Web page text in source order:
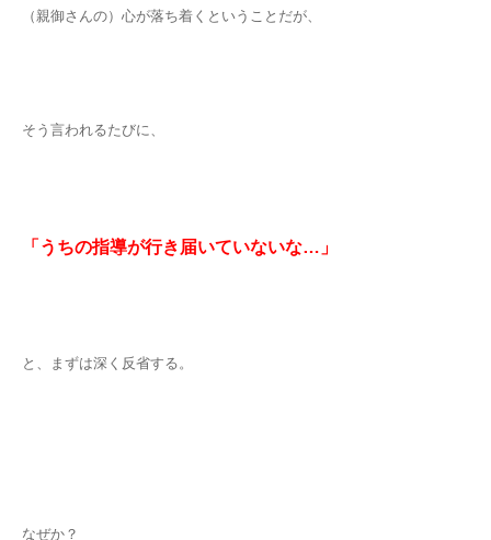
（親御さんの）心が落ち着くということだが、
そう言われるたびに、
「うちの指導が行き届いていないな…」
と、まずは深く反省する。
なぜか？